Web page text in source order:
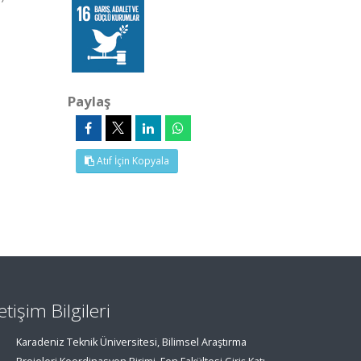
Paylaş
Atıf İçin Kopyala
Bilgileri
Karadeniz Teknik Üniversitesi, Bilimsel Araştırma